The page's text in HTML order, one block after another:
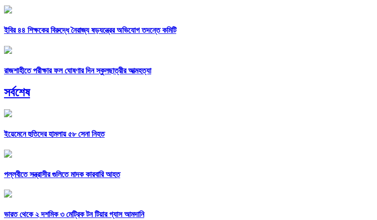
ইবির ৪৪ শিক্ষকের বিরুদ্ধে নৈরাজ্য ষড়যন্ত্রের অভিযোগ তদন্তে কমিটি
রাজশাহীতে পরীক্ষার ফল ঘোষণার দিন স্কুলছাত্রীর আত্মহত্যা
সর্বশেষ
ইয়েমেনে হুতিদের হামলায় ৫৮ সেনা নিহত
পল্লবীতে সন্ত্রাসীর গুলিতে মাদক কারবারি আহত
ভারত থেকে ২ দশমিক ৩ মেট্রিক টন টিয়ার গ্যাস আমদানি